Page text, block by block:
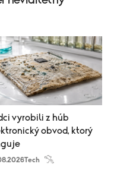
vyrobili z húb
obvod, ktorý
Tech